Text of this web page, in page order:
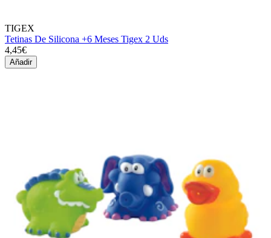
TIGEX
Tetinas De Silicona +6 Meses Tigex 2 Uds
4,45€
Añadir